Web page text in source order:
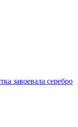
завоевала серебро